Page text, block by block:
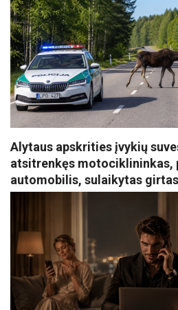
Alytaus apskrities įvykių
atsitrenkęs motociklininkas,
automobilis, sulaikytas